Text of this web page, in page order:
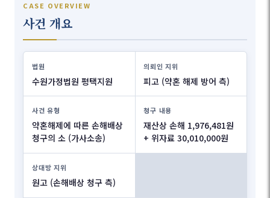
CASE OVERVIEW
사건 개요
법원
수원가정법원 평택지원
의뢰인 지위
피고 (약혼 해제 방어 측)
사건 유형
약혼해제에 따른 손해배상
청구의 소 (가사소송)
청구 내용
재산상 손해 1,976,481원
+ 위자료 30,010,000원
상대방 지위
원고 (손해배상 청구 측)